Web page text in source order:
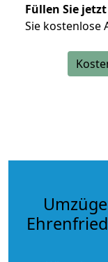
Füllen Sie
Sie kostenlose